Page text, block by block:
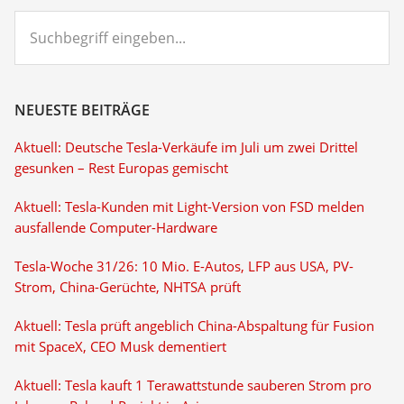
eingeben...
NEUESTE BEITRÄGE
Aktuell: Deutsche Tesla-Verkäufe im Juli um zwei Drittel
gesunken – Rest Europas gemischt
Aktuell: Tesla-Kunden mit Light-Version von FSD melden
ausfallende Computer-Hardware
Tesla-Woche 31/26: 10 Mio. E-Autos, LFP aus USA, PV-
Strom, China-Gerüchte, NHTSA prüft
Aktuell: Tesla prüft angeblich China-Abspaltung für Fusion
mit SpaceX, CEO Musk dementiert
Aktuell: Tesla kauft 1 Terawattstunde sauberen Strom pro